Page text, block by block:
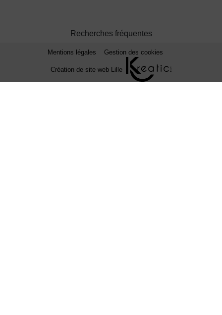
Recherches fréquentes
Mentions légales Gestion des cookies
Création de site web Lille